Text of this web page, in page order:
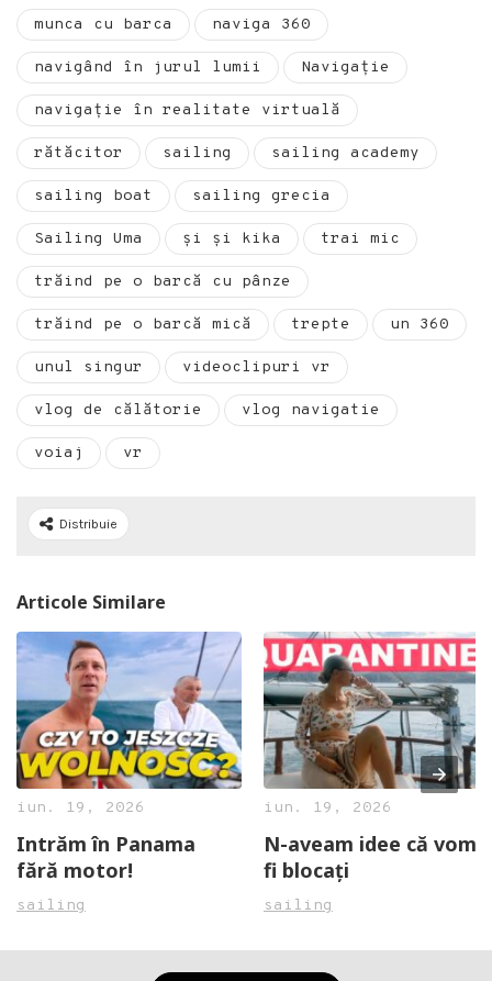
munca cu barca naviga 360
navigând în jurul lumii Navigație
navigație în realitate virtuală
rătăcitor sailing sailing academy
sailing boat sailing grecia
Sailing Uma și și kika trai mic
trăind pe o barcă cu pânze
trăind pe o barcă mică trepte un 360
unul singur videoclipuri vr
vlog de călătorie vlog navigatie
voiaj vr
Distribuie
Articole Similare
iun. 19, 2026
Intrăm în Panama
fără motor!
sailing
iun. 19, 2026
N-aveam idee că vom
fi blocați
sailing